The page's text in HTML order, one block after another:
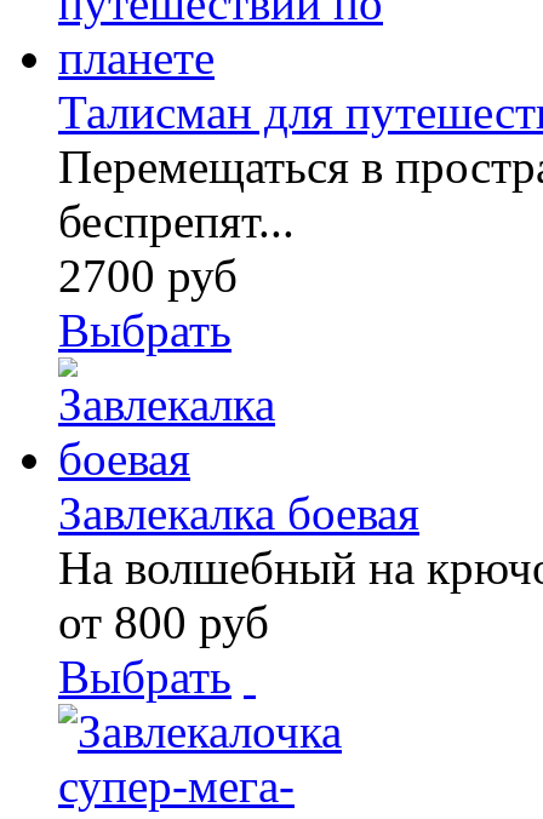
Талисман для
Перемещаться в
беспрепят...
2700 руб
Выбрать
Завлекалка боевая
На волшебный на
от 800 руб
Выбрать